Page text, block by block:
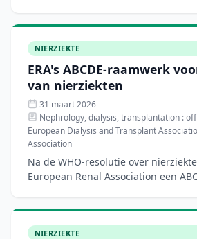
chronische n
NIERZIEKTE
ERA's ABCDE-raamwerk
van nierziekten
31 maart 2026
Nephrology, dialysis, transplantation :
European Dialysis and Transplant
Association
Na de WHO-resolutie over
European Renal Association een
van nier
NIERZIEKTE